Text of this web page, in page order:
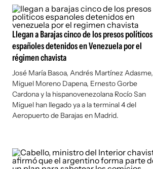
Publicaciones
Newsletters
Argentina
España
Estados Unidos
Llegan a Barajas cinco de los presos políticos
españoles detenidos en Venezuela por el
régimen chavista
José María Basoa, Andrés Martínez Adasme,
Miguel Moreno Dapena, Ernesto Gorbe
Cardona y la hispanovenezolana Rocío San
Miguel han llegado ya a la terminal 4 del
Aeropuerto de Barajas en Madrid.